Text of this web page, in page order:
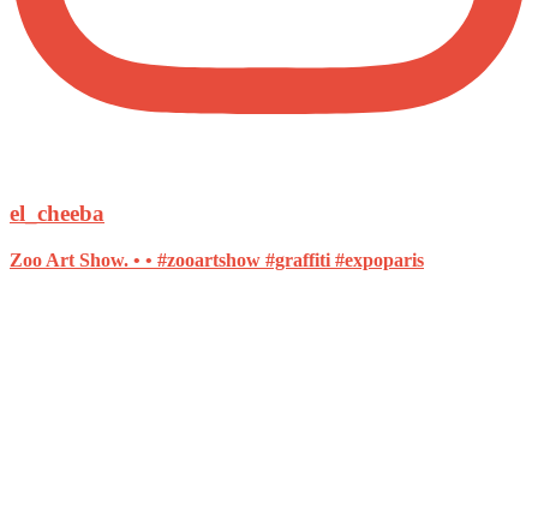
el_cheeba
Zoo Art Show. • • #zooartshow #graffiti #expoparis